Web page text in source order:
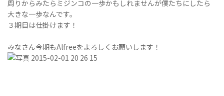
周りからみたらミジンコの一歩かもしれませんが僕たちにしたら
大きな一歩なんです。
３期目は仕掛けます！
みなさん今期もAlfreeをよろしくお願いします！